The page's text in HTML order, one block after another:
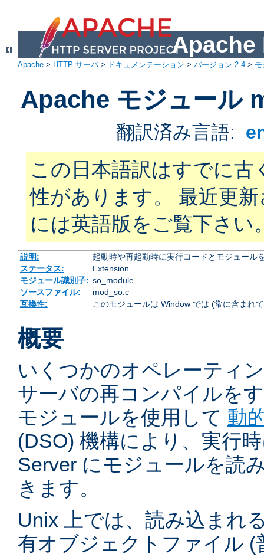
Apache
Apache > HTTP サーバ> ドキュメンテーション > バージョン 2.4 >
Apache モジュール
翻訳済み言語:
この日本語訳はすでに古
性があります。 最近更
には英語版をご覧下さい
説明:
起動時や再起動時に実行コードとモジュール
ステータス:
Extension
モジュール識別子: so_module
ソースファイル:
mod_so.c
互換性:
このモジュールは Window では (常に含まれ
概要
いくつかのオペレーティ
サーバの再コンパイルを
モジュールを使用して 動
(DSO) 機構により、実行
Server にモジュールを読
きます。
Unix 上では、読み込まれ
有オブジェクトファイル